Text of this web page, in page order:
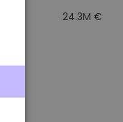
24.3M €